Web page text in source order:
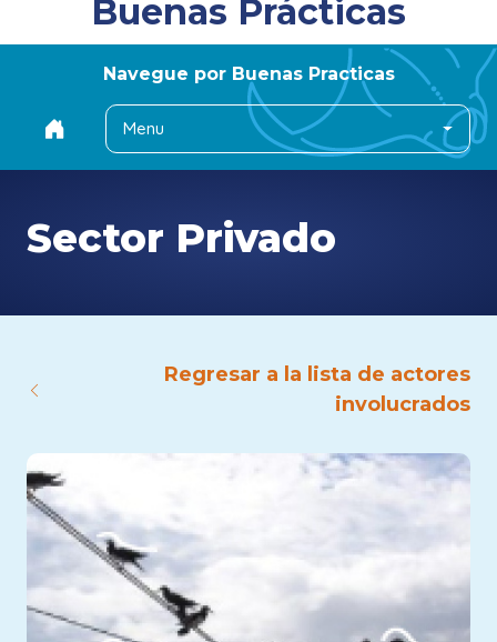
Buenas Prácticas
Navegue por Buenas Practicas
Menu
Sector Privado
Regresar a la lista de actores
involucrados